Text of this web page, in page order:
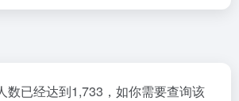
数已经达到1,733，如你需要查询该